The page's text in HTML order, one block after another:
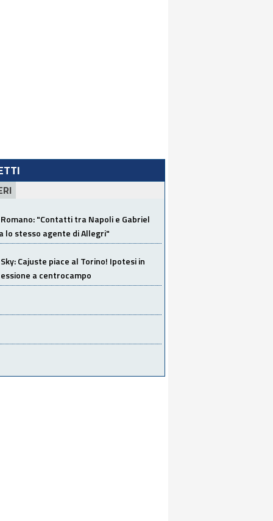
Romano: "Contatti tra Napoli e Gabriel
lo stesso agente di Allegri"
Sky: Cajuste piace al Torino! Ipotesi in
a centrocampo